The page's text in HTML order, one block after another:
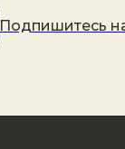
Подпишитесь